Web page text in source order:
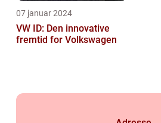
07 januar 2024
VW ID: Den innovative
fremtid for Volkswagen